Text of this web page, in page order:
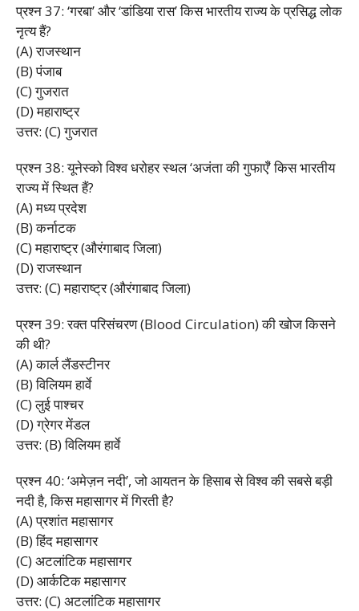
प्रश्न 37: ‘गरबा’ और ‘डांडिया रास’ किस भारतीय राज्य के प्रसिद्ध लोक
नृत्य हैं?
(A) राजस्थान
(B) पंजाब
(C) गुजरात
(D) महाराष्ट्र
उत्तर: (C) गुजरात
प्रश्न 38: यूनेस्को विश्व धरोहर स्थल ‘अजंता की गुफाएँ’ किस भारतीय
राज्य में स्थित हैं?
(A) मध्य प्रदेश
(B) कर्नाटक
(C) महाराष्ट्र (औरंगाबाद जिला)
(D) राजस्थान
उत्तर: (C) महाराष्ट्र (औरंगाबाद जिला)
प्रश्न 39: रक्त परिसंचरण (Blood Circulation) की खोज किसने
की थी?
(A) कार्ल लैंडस्टीनर
(B) विलियम हार्वे
(C) लुई पाश्चर
(D) ग्रेगर मेंडल
उत्तर: (B) विलियम हार्वे
प्रश्न 40: ‘अमेज़न नदी’, जो आयतन के हिसाब से विश्व की सबसे बड़ी
नदी है, किस महासागर में गिरती है?
(A) प्रशांत महासागर
(B) हिंद महासागर
(C) अटलांटिक महासागर
(D) आर्कटिक महासागर
उत्तर: (C) अटलांटिक महासागर